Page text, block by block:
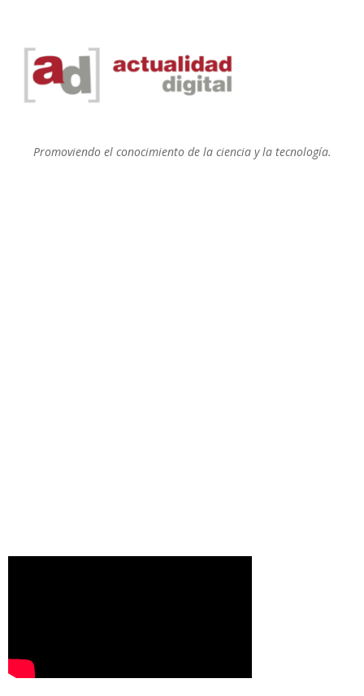
Promoviendo el conocimiento de la ciencia y la tecnología.